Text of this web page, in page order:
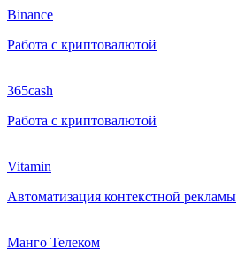
Binance
Работа с криптовалютой
365cash
Работа с криптовалютой
Vitamin
Автоматизация контекстной рекламы
Манго Телеком